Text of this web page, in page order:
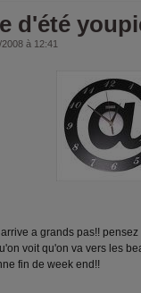
d'été
à 12:41
a grands pas!!
voit qu'on va vers les
fin de week end!!